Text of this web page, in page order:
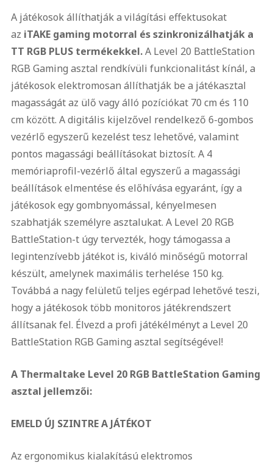
A játékosok állíthatják a világítási effektusokat
az iTAKE gaming motorral és szinkronizálhatják a
TT RGB PLUS termékekkel.A Level 20 BattleStation
RGB Gaming asztal rendkívüli funkcionalitást kínál, a
játékosok elektromosan állíthatják be a játékasztal
magasságát az ülő vagy álló pozíciókat 70 cm és 110
cm között. A digitális kijelzővel rendelkező 6-gombos
vezérlő egyszerű kezelést tesz lehetővé, valamint
pontos magassági beállításokat biztosít. A 4
memóriaprofil-vezérlő által egyszerű a magassági
beállítások elmentése és előhívása egyaránt, így a
játékosok egy gombnyomással, kényelmesen
szabhatják személyre asztalukat. A Level 20 RGB
BattleStation-t úgy tervezték, hogy támogassa a
legintenzívebb játékot is, kiváló minőségű motorral
készült, amelynek maximális terhelése 150 kg.
Továbbá a nagy felületű teljes egérpad lehetővé teszi,
hogy a játékosok több monitoros játékrendszert
állítsanak fel. Élvezd a profi játékélményt a Level 20
BattleStation RGB Gaming asztal segítségével!
A Thermaltake Level 20 RGB BattleStation Gaming
asztal jellemzői:
EMELD ÚJ SZINTRE A JÁTÉKOT
Az ergonomikus kialakítású elektromos